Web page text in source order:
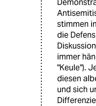
stimmen
die
immer
"Keule").
diesen
und sich